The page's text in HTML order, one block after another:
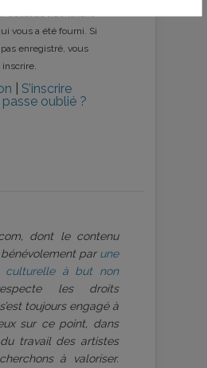
dessous l’identifiant
vous a été fourni. Si
pas enregistré, vous
S’inscrire
oublié ?
dont le contenu
par une
culturelle à but non
les droits
toujours engagé à
sur ce point, dans
travail des artistes
à valoriser.